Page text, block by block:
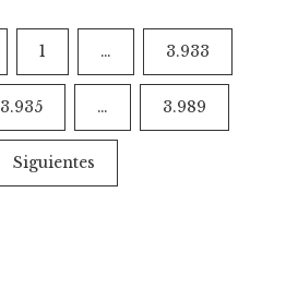
1 … 3.933
3.935 … 3.989
Siguientes